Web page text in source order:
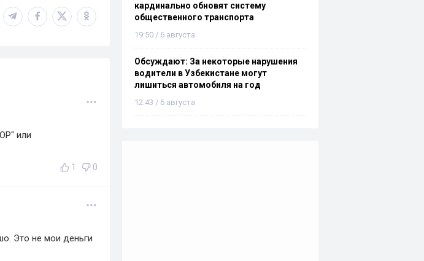
или
1 0
Это не мои деньги
кардинально обновят систему
общественного транспорта
19:50 / 6 августа
Обсуждают: За некоторые нарушения
водители в Узбекистане могут
лишиться автомобиля на год
12:43 / 6 августа